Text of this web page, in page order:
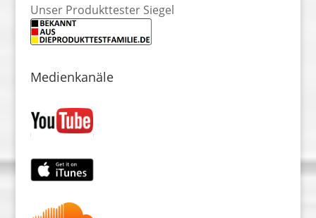
Unser Produkttester Siegel
Medienkanäle